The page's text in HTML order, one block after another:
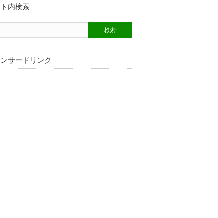
内検索
サードリンク